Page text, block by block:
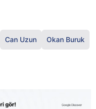
Can Uzun Okan Buruk